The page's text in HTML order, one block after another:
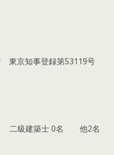
東京知事登録第53119号
二級建築士 0名 他2名